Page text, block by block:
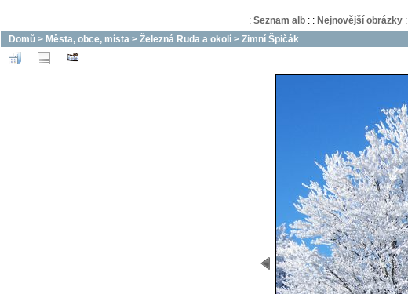
: Seznam alb: : Nejnovější obrázky:
Domů > Města, obce, místa > Železná Ruda a okolí > Zimní Špičák